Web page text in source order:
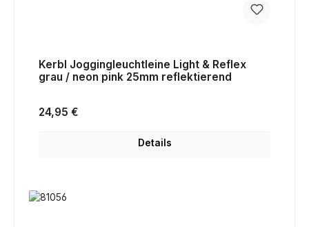
Kerbl Joggingleuchtleine Light & Reflex
grau / neon pink 25mm reflektierend
Regulärer Preis:
24,95 €
Details